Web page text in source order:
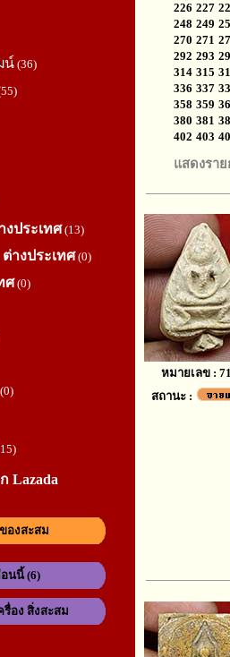
น์ (36)
ประเทศ(13)
างประเทศ(0)
ศ(0)
(0)
Lazada
องสะสม
นนี้ (6)
รื่อง สิ่งสะสม
226 227
248 249
270 271
292 293
314 315
336 337
358 359
380 381
402 403
แสดงรา
หมายเลข :
สถานะ :